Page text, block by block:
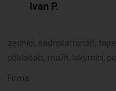
Ivan P.
zedníci, sádrokartonáři,
obkladači, malíři, lakýrníci,
Firma